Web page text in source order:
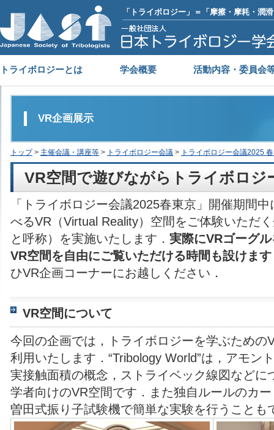
「トライボロジー」＝「摩擦・摩耗・潤
トライボロジーとは 学会概要 活動内容・委員会
VR企画展示
トップ> 主催会議・講座等 > トライボロジー会議 > トライボロジー会議2025
VR空間で遊びながらトライボロジ
「トライボロジー会議2025春東京」開催期間
べるVR（Virtual Reality）空間をご体験いただ
と呼称）を実施いたします． 実際にVRゴーグ
VR空間を自由にご覧いただける時間も設けます
ひVR企画コーナーにお越しください．
VR空間について
今回の企画では，トライボロジーを学ぶための
利用いたします． “Tribology World”は，アモン
実接触面積の概念，ストライベック線図などに
学者向けのVR空間です．また独自ルールのカ
曽田式振り子試験機で簡単な実験を行うことも